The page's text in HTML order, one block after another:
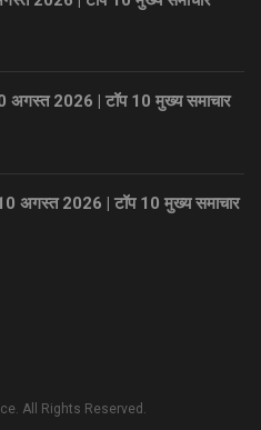
अगस्त 2026 | टॉप 10 मुख्य समाचार
अगस्त 2026 | टॉप 10 मुख्य समाचार
All Rights Reserved.